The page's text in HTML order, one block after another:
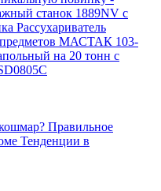
станок 1889NV с
Рассухариватель
предметов МАСТАК 103-
на 20 тонн с
Правильное
Тенденции в